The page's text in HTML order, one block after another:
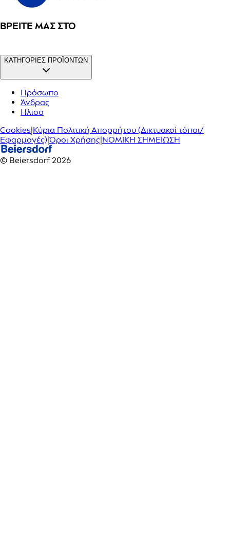
ΒΡΕΊΤΕ ΜΑΣ ΣΤΟ
ΚΑΤΗΓΟΡΙΕΣ ΠΡΟΪΟΝΤΩΝ
Πρόσωπο
Άνδρας
Ηλιοσ
Cookies|Κύρια Πολιτική Απορρήτου (Δικτυακοί τόποι/
Εφαρμογές)|Όροι Χρήσης|ΝΟΜΙΚΗ ΣΗΜΕΙΩΣΗ
© Beiersdorf 2026